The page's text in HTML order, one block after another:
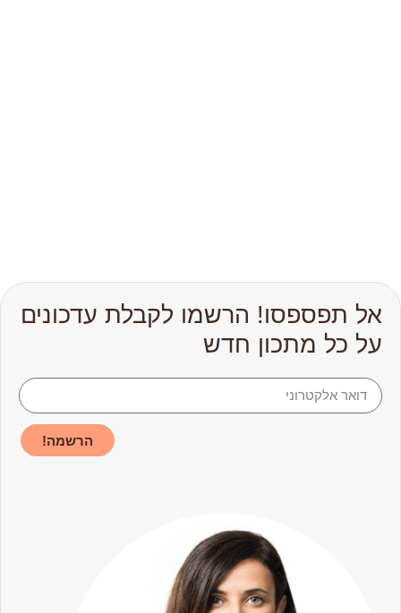
אל תפספסו! הרשמו לקבלת עדכונים
על כל מתכון חדש
הרשמה!